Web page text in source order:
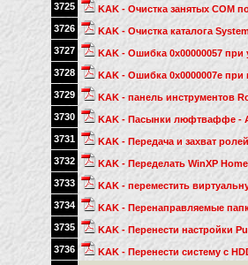
3725
KAK - Очистка занятых COM
3726
KAK - Очистка каталога
3727
KAK - Ошибка 0x00000057 при
3728
KAK - Ошибка 0x0000007e
3729
KAK - панель инструментов
3730
KAK - Пасынки люфтваффе -
3731
KAK - Передача и захват
3732
KAK - Переделать WinXP
3733
KAK - переместить
3734
KAK - Перенаправляемые
3735
KAK - Перенести настройки
3736
KAK - Перенести систему с